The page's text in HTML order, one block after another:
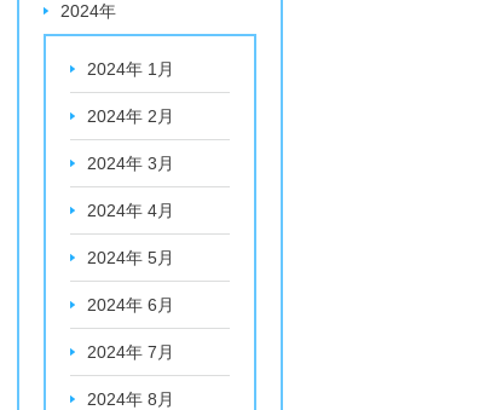
2024年
2024年 1月
2024年 2月
2024年 3月
2024年 4月
2024年 5月
2024年 6月
2024年 7月
2024年 8月